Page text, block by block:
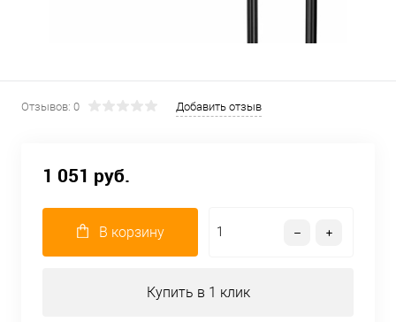
Отзывов: 0 Добавить отзыв
1 051 руб.
В корзину
Купить в 1 клик